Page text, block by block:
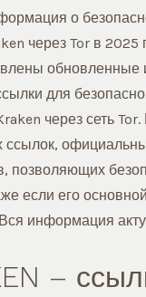
о
через Tor в 2025
обновленные
для
через сеть
ссылок,
позволяющих
если его
информация
–